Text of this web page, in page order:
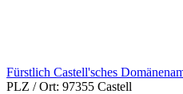
Fürstlich Castell'sches
PLZ / Ort: 97355 Castell